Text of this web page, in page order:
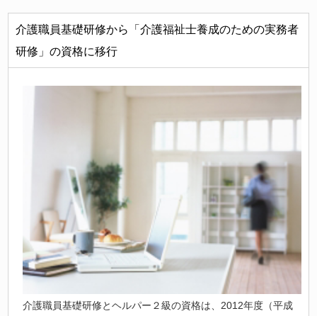
介護職員基礎研修から「介護福祉士養成のための実務者
研修」の資格に移行
介護職員基礎研修とヘルパー２級の資格は、2012年度（平成